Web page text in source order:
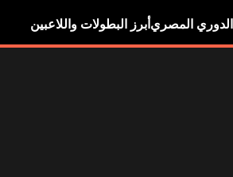
الدوري المصري أبرز البطولات واللاعبين